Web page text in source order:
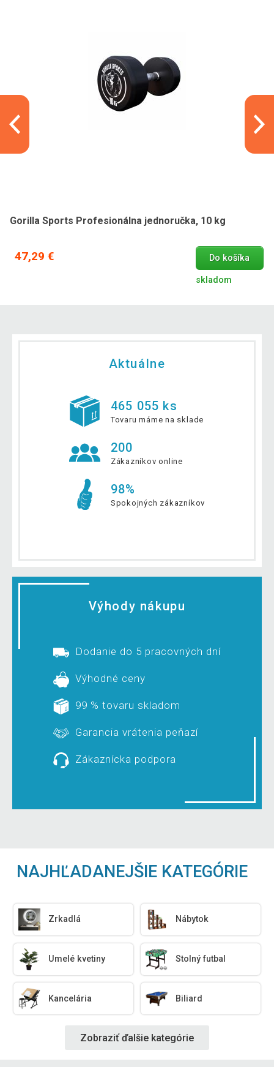
Gorilla Sports Profesionálna jednoručka, 10 kg
47,29 € Do košíka
skladom
Aktuálne
465 055 ks
Tovaru máme na sklade
200
Zákazníkov online
98%
Spokojných zákazníkov
Výhody nákupu
Dodanie do 5 pracovných dní
Výhodné ceny
99 % tovaru skladom
Garancia vrátenia peňazí
Zákaznícka podpora
NAJHĽADANEJŠIE KATEGÓRIE
Zrkadlá Nábytok
Umelé kvetiny Stolný futbal
Kancelária Biliard
Zobraziť ďalšie kategórie